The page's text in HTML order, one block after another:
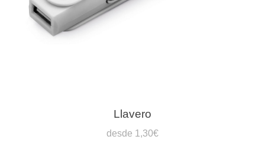
Llavero
desde 1,30€